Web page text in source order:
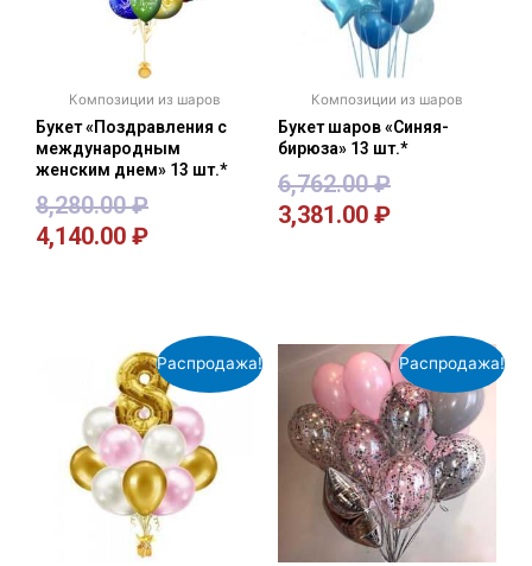
Композиции из шаров
Букет «Поздравления с
международным
женским днем» 13 шт.*
8,280.00₽
4,140.00 ₽
Композиции из шаров
Букет шаров «Синяя-
бирюза» 13 шт.*
6,762.00₽
3,381.00 ₽
Распродажа! Распродажа!